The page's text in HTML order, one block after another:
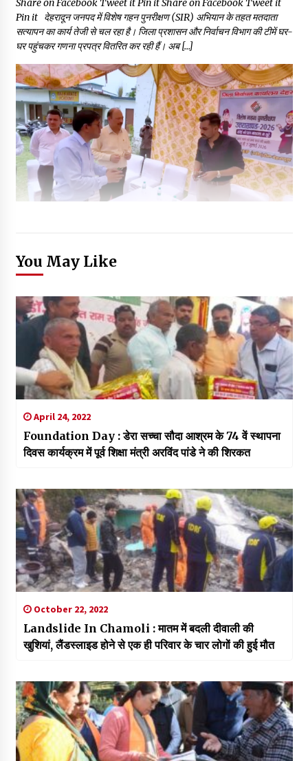
Share on Facebook Tweet it Pin it Share on Facebook Tweet it
Pin it देहरादून जनपद में विशेष गहन पुनरीक्षण (SIR) अभियान के तहत मतदाता
सत्यापन का कार्य तेजी से चल रहा है। जिला प्रशासन और निर्वाचन विभाग की टीमें घर-
घर पहुंचकर गणना प्रपत्र वितरित कर रही हैं। अब […]
You May Like
April 24, 2022
Foundation Day : डेरा सच्चा सौदा आश्रम के 74 वें स्थापना
दिवस कार्यक्रम में पूर्व शिक्षा मंत्री अरविंद पांडे ने की शिरकत
October 22, 2022
Landslide In Chamoli : मातम में बदली दीवाली की
खुशियां, लैंडस्लाइड होने से एक ही परिवार के चार लोगों की हुई मौत